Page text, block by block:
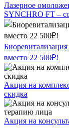
Лазерное
SYNCHRO FT –
вместо 22 500₽!
Акция на
скидка
Акция на